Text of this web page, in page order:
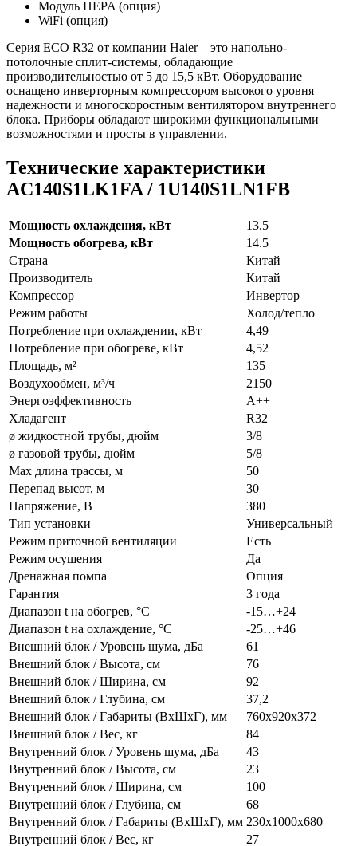
Модуль HEPA (опция)
WiFi (опция)
Серия ECO R32 от компании Haier – это напольно-
потолочные сплит-системы, обладающие
производительностью от 5 до 15,5 кВт. Оборудование
оснащено инверторным компрессором высокого уровня
надежности и многоскоростным вентилятором внутреннего
блока. Приборы обладают широкими функциональными
возможностями и просты в управлении.
Технические характеристики
AC140S1LK1FA / 1U140S1LN1FB
Мощность охлаждения, кВт
13.5
Мощность обогрева, кВт
14.5
Страна
Китай
Производитель
Китай
Компрессор
Инвертор
Режим работы
Холод/тепло
Потребление при охлаждении, кВт
4,49
Потребление при обогреве, кВт
4,52
Площадь, м²
135
Воздухообмен, м³/ч
2150
Энергоэффективность
A++
Хладагент
R32
ø жидкостной трубы, дюйм
3/8
ø газовой трубы, дюйм
5/8
Max длина трассы, м
50
Перепад высот, м
30
Напряжение, В
380
Тип установки
Универсальный
Режим приточной вентиляции
Есть
Режим осушения
Да
Дренажная помпа
Опция
Гарантия
3 года
Диапазон t на обогрев, °С
-15…+24
Диапазон t на охлаждение, °С
-25…+46
Внешний блок / Уровень шума, дБа
61
Внешний блок / Высота, см
76
Внешний блок / Ширина, см
92
Внешний блок / Глубина, см
37,2
Внешний блок / Габариты (ВхШхГ), мм
760х920х372
Внешний блок / Вес, кг
84
Внутренний блок / Уровень шума, дБа
43
Внутренний блок / Высота, см
23
Внутренний блок / Ширина, см
100
Внутренний блок / Глубина, см
68
Внутренний блок / Габариты (ВхШхГ), мм 230х1000х680
Внутренний блок / Вес, кг
27